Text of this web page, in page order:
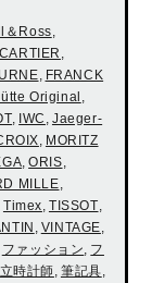
＆Ross,
CARTIER ,
, FRANCK
Original ,
, IWC , Jaeger-
, MORITZ
,ORIS,
MILLE,
Timex, TISSOT,
, VINTAGE,
ファッション, フ
時計師, 筆記具,